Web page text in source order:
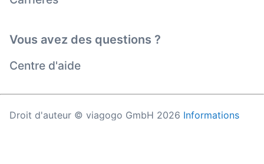
Vous avez des questions ?
Centre d'aide
Droit d'auteur © viagogo GmbH 2026 Informations